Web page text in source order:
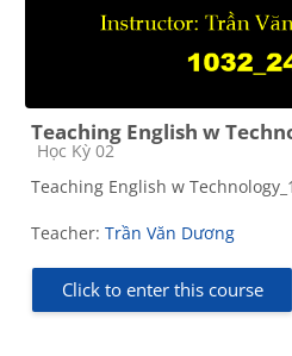
Teaching English w
Course category
Học Kỳ 02
Teaching English w
Teacher: Trần Văn Dương
Click to enter this course